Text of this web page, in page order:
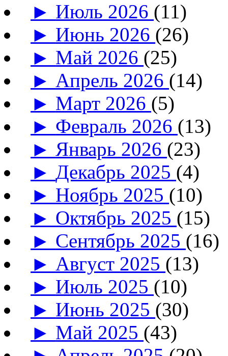
► Июль 2026 (11)
► Июнь 2026 (26)
► Май 2026 (25)
► Апрель 2026 (14)
► Март 2026 (5)
► Февраль 2026 (13)
► Январь 2026 (23)
►Декабрь 2025 (4)
► Ноябрь 2025 (10)
► Октябрь 2025 (15)
► Сентябрь 2025 (16)
► Август 2025 (13)
► Июль 2025 (10)
► Июнь 2025 (30)
► Май 2025 (43)